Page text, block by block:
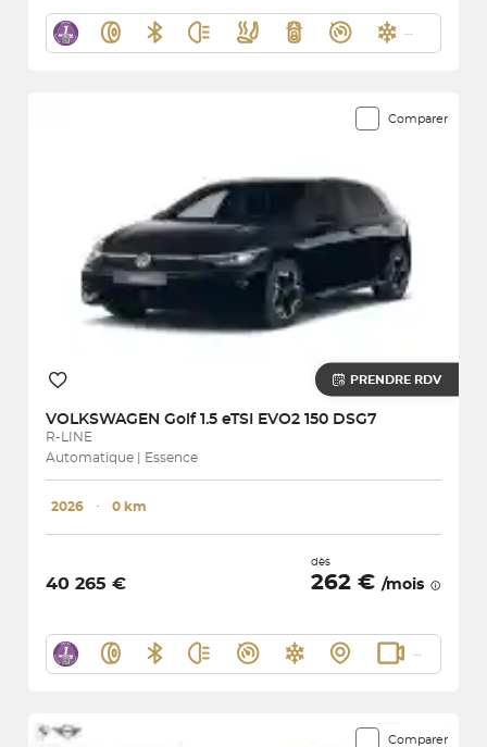
Comparer
PRENDRE RDV
VOLKSWAGEN Golf 1.5 eTSI EVO2 150 DSG7
R-LINE
Automatique | Essence
2026 ･ 0 km
40 265 €
dès
262 € /mois
Comparer